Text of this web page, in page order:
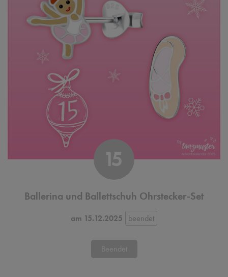
15
Ballerina und Ballettschuh Ohrstecker-Set
am 15.12.2025
Beendet